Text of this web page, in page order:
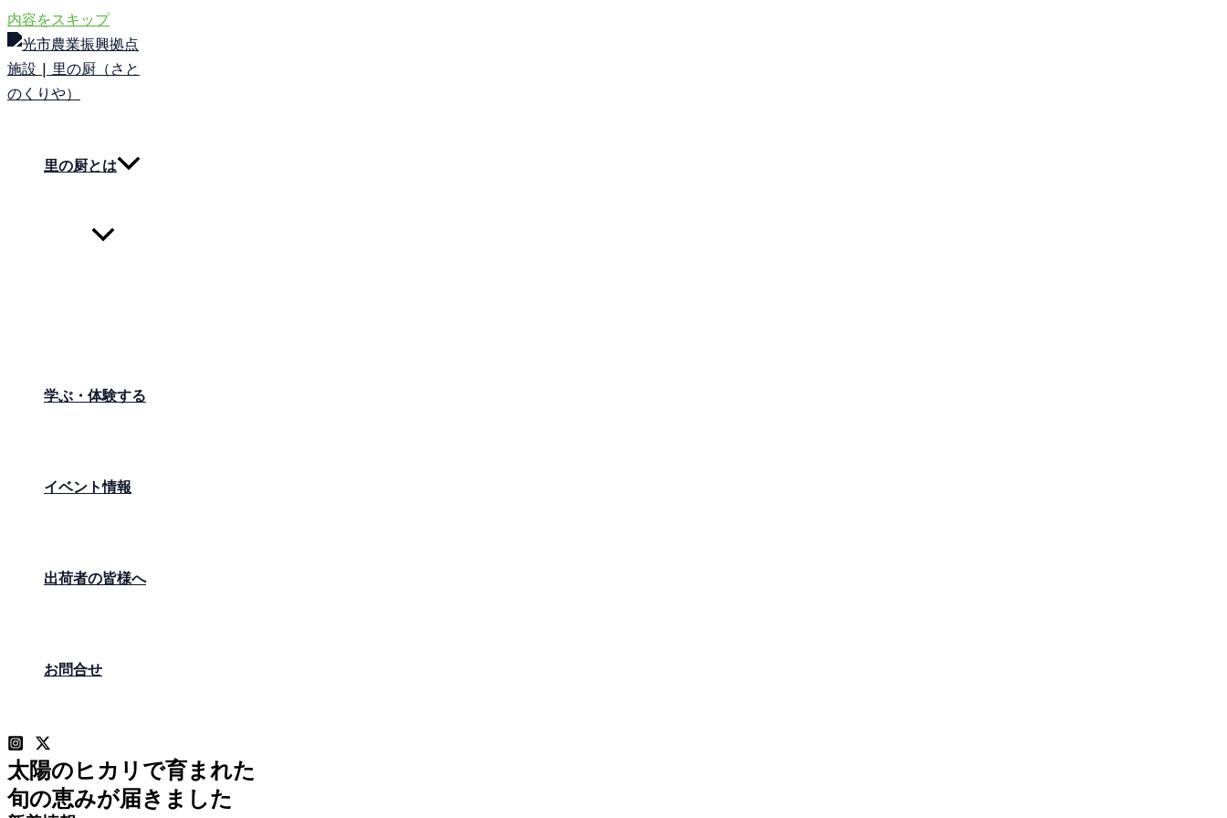
内容をスキップ
里の厨とは
学ぶ・体験する
イベント情報
出荷者の皆様へ
お問合せ
太陽のヒカリで育まれた
旬の恵みが届きました